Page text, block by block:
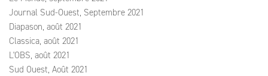
Journal Sud-Ouest, Septembre 2021
Diapason, août 2021
Classica, août 2021
L'OBS, août 2021
Sud Ouest, Août 2021